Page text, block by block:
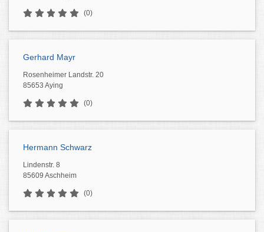
(0)
Gerhard Mayr
Rosenheimer Landstr. 20
85653 Aying
(0)
Hermann Schwarz
Lindenstr. 8
85609 Aschheim
(0)